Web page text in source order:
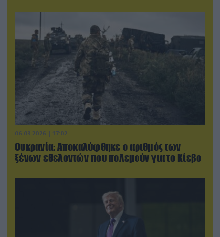
06.08.2026 | 17:02
Ουκρανία: Αποκαλύφθηκε ο αριθμός των
ξένων εθελοντών που πολεμούν για το Κίεβο